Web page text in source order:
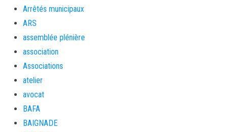
Arrêtés municipaux
ARS
assemblée plénière
association
Associations
atelier
avocat
BAFA
BAIGNADE